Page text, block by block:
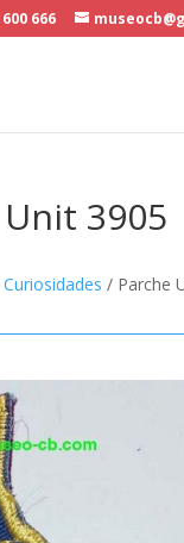
666
3905
Curiosidades / Parche